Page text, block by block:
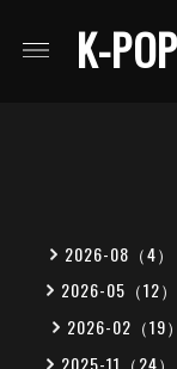
K-
2026-08（4）
2026-05（12）
2026-02（19）
2025-11（24）